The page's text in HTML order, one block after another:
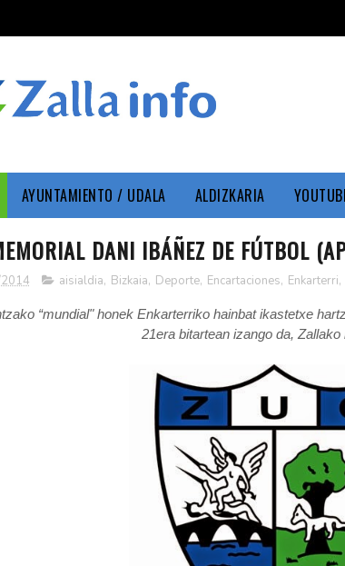
AYUNTAMIENTO / UDALA ALDIZKARIA
DANI IBÁÑEZ DE FÚTBOL
aisialdia, Bizkaia, Deporte, Encartaciones, Enkarterri,
“mundial" honek Enkarterriko hainbat ikastetxe
21era bitartean izango da, Zallako